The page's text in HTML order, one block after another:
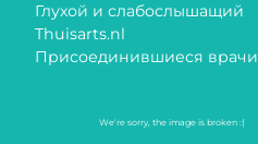
Глухой и слабослышащий
Thuisarts.nl
Присоединившиеся врачи